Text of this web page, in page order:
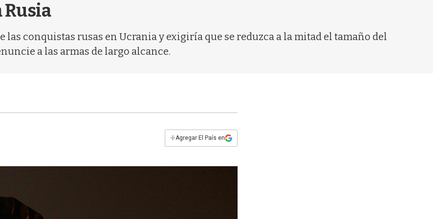
conquistas rusas en Ucrania y exigiría que se reduzca a la mitad el tamaño del
a las armas de largo alcance.
+Agregar El País en